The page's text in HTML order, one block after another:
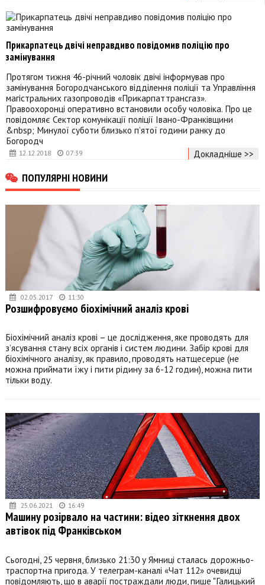
12.12.2018 07:39
Прикарпатець двічі неправдиво повідомив поліцію про
замінування
Протягом тижня 46-річний чоловік двічі інформував про
замінування Богородчанського відділення поліції та Управління
магістральних газопроводів «Прикарпаттрансгаз».
Правоохоронці оперативно встановили особу чоловіка. Про це
повідомляє Сектор комунікації поліції Івано-Франківщини
&nbsp; Минулої суботи близько п’ятої години ранку до
Богородч
Докладніше >>
ПОПУЛЯРНІ НОВИНИ
02.05.2017 11:30
Розшифровуємо біохімічний аналіз крові
Біохімічний аналіз крові – це дослідження, яке проводять для
з’ясування стану всіх органів і систем людини. Забір крові для
біохімічного аналізу, як правило, проводять натщесерце (не
можна приймати їжу і пити рідину за 6-12 годин), можна пити
тільки воду.
25.06.2021 16:49
Машину розірвало на частини: відео зіткнення двох
автівок під Франківськом
Сьогодні, 25 червня, близько 21:30 у Ямниці сталась дорожньо-
траспортна пригода. У телеграм-каналі «Чат 112» очевидці
повідомляють, що в аварії постраждали люди, пише "Галицький